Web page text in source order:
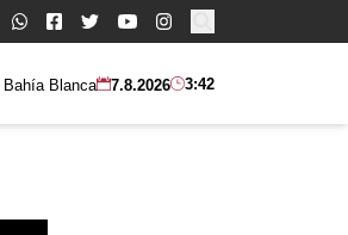
Buscar:
Bahía Blanca 7.8.2026 3:42